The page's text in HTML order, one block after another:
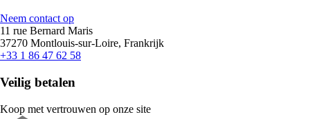
Neem contact op
11 rue Bernard Maris
37270 Montlouis-sur-Loire, Frankrijk
+33 1 86 47 62 58
Veilig betalen
Koop met vertrouwen op onze site